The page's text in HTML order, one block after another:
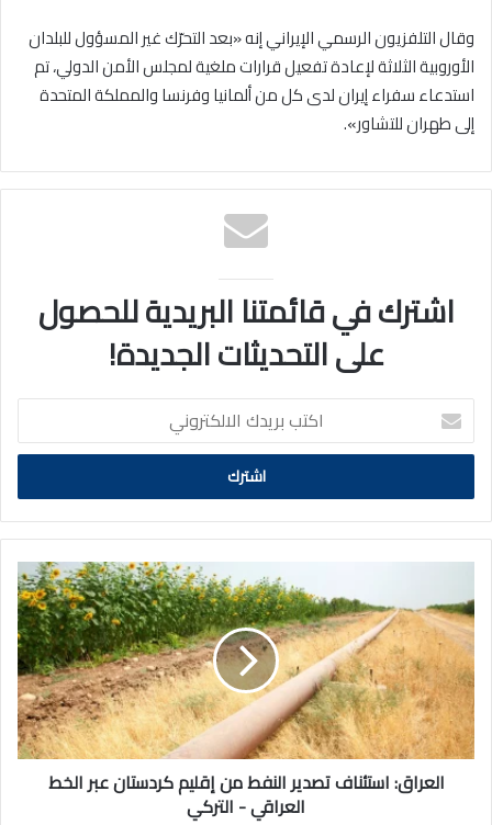
وقال التلفزيون الرسمي الإيراني إنه «بعد التحرّك غير المسؤول للبلدان
الأوروبية الثلاثة لإعادة تفعيل قرارات ملغية لمجلس الأمن الدولي، تم
استدعاء سفراء إيران لدى كل من ألمانيا وفرنسا والمملكة المتحدة
إلى طهران للتشاور».
اشترك في قائمتنا البريدية للحصول
على التحديثات الجديدة!
اكتب
بريدك
الالكتروني
استئناف
تصدير
النفط
من
إقليم
كردستان
عبر
الخط
العراقيالعراق: استئناف تصدير النفط من إقليم كردستان عبر الخط
العراقي - التركي